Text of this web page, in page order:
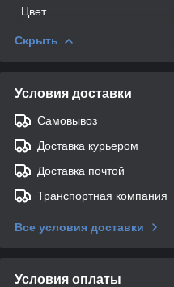
Цвет
Скрыть
Условия доставки
Самовывоз
Доставка курьером
Доставка почтой
Транспортная компания
Все условия доставки
Условия оплаты